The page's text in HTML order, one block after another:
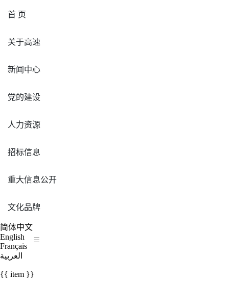
首 页
关于高速
新闻中心
党的建设
人力资源
招标信息
重大信息公开
文化品牌
简体中文
English
Français
العربية
{{ item }}